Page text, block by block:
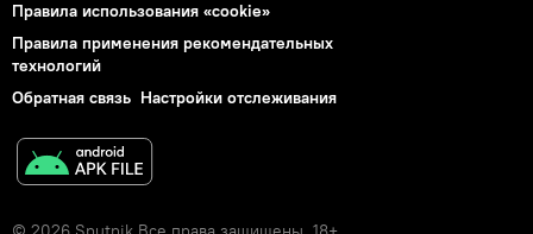
Правила использования «cookie»
Правила применения рекомендательных
технологий
Обратная связь Настройки отслеживания